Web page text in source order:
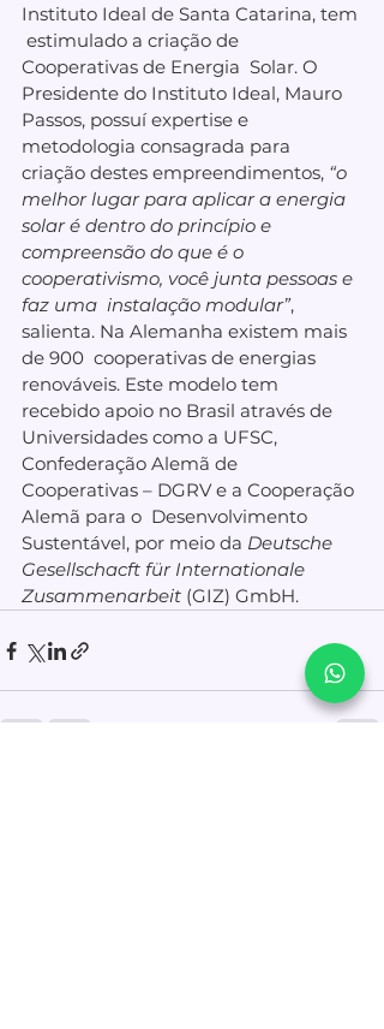
Instituto Ideal de Santa Catarina, tem
estimulado a criação de
Cooperativas de Energia  Solar. O
Presidente do Instituto Ideal, Mauro
Passos, possuí expertise e
metodologia consagrada para
criação destes empreendimentos, “o
melhor lugar para aplicar a energia
solar é dentro do princípio e
compreensão do que é o
cooperativismo, você junta pessoas e
faz uma  instalação modular”,
salienta. Na Alemanha existem mais
de 900  cooperativas de energias
renováveis. Este modelo tem
recebido apoio no Brasil através de
Universidades como a UFSC,
Confederação Alemã de
Cooperativas – DGRV e a Cooperação
Alemã para o  Desenvolvimento
Sustentável, por meio da Deutsche
Gesellschacft für Internationale
Zusammenarbeit (GIZ) GmbH.